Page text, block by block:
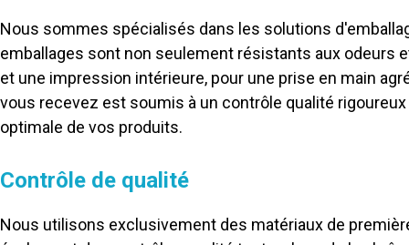
Nous sommes spécialisés dans les solutions
emballages sont non seulement résistants aux odeurs
et une impression intérieure, pour une prise en main
vous recevez est soumis à un contrôle qualité
optimale de vos produits.
Contrôle de qualité
Nous utilisons exclusivement des matériaux de